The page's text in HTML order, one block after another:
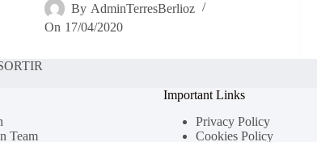
By AdminTerresBerlioz
On 17/04/2020
Team
Important Links
Privacy Policy
Cookies Policy